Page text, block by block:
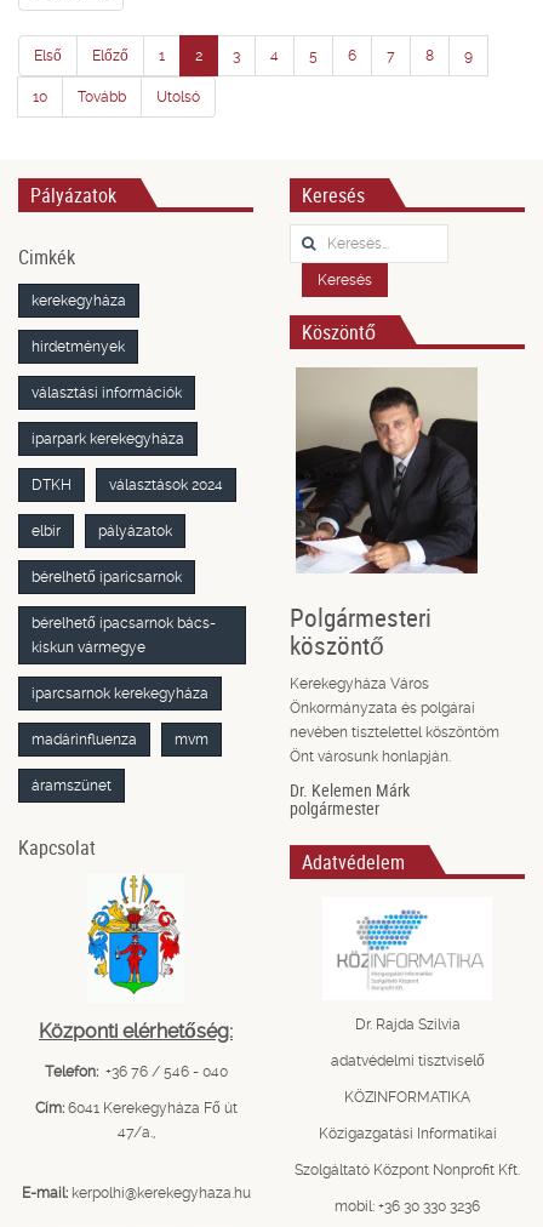
Első Előző 1 2 3 4 5 6 7 8 9
10 Tovább Utolsó
Pályázatok
Cimkék
kerekegyháza
hirdetmények
választási információk
iparpark kerekegyháza
DTKH választások 2024
elbir pályázatok
bérelhető iparicsarnok
bérelhető ipacsarnok bács-
kiskun vármegye
iparcsarnok kerekegyháza
madárinfluenza mvm
áramszünet
Kapcsolat
Központi elérhetőség:
Telefon: +36 76 / 546 - 040
Cím: 6041 Kerekegyháza Fő út
47/a.,
E-mail: kerpolhi@kerekegyhaza.hu
Keresés
Keresés...
Keresés
Köszöntő
Polgármesteri
köszöntő
Kerekegyháza Város
Önkormányzata és polgárai
nevében tisztelettel köszöntöm
Önt városunk honlapján.
Dr. Kelemen Márk
polgármester
Adatvédelem
Dr. Rajda Szilvia
adatvédelmi tisztviselő
KÖZINFORMATIKA
Közigazgatási Informatikai
Szolgáltató Központ Nonprofit Kft.
mobil: +36 30 330 3236